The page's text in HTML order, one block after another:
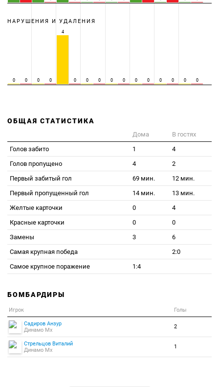
НАРУШЕНИЯ И УДАЛЕНИЯ
0 0 0 0
4
0 0 0 0 0 0 0 0 0 0 0
ОБЩАЯ СТАТИСТИКА
Дома
В гостях
Голов забито
1
4
Голов пропущено
4
2
Первый забитый гол
69 мин.
12 мин.
Первый пропущенный гол
14 мин.
13 мин.
Желтые карточки
0
4
Красные карточки
0
0
Замены
3
6
Самая крупная победа
2:0
Самое крупное поражение
1:4
БОМБАРДИРЫ
Игрок Голы
Садиров Анзур
Динамо Мх
2
Стрельцов Виталий
Динамо Мх
1